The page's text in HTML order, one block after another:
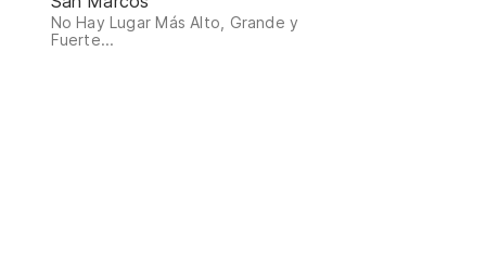
No Hay Lugar Más Alto, Grande y
Fuerte...